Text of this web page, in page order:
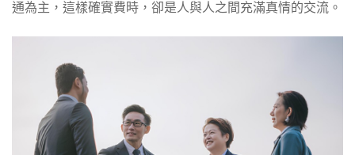
通為主，這樣確實費時，卻是人與人之間充滿真情的交流。